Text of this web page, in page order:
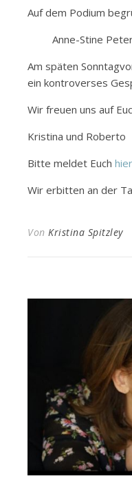
Auf dem Podium
Anne-Stine
Am späten
ein kontroverses
Wir freuen uns auf
Kristina und Roberto
Bitte meldet Euch hier
Wir erbitten an der
Von Kristina Spitzley